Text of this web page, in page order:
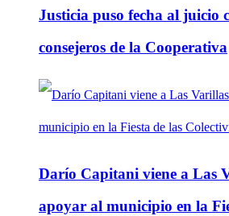
Justicia puso fecha al juicio
consejeros de la Cooperativa
Darío Capitani viene a Las
apoyar al municipio en la